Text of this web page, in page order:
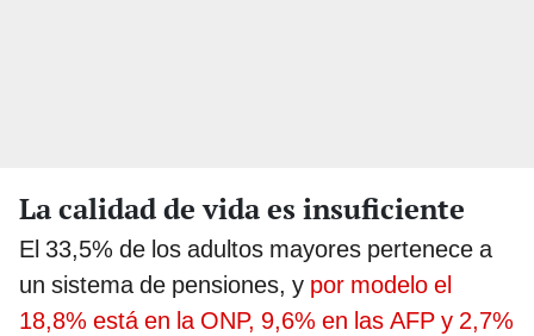
La calidad de vida es insuficiente
El 33,5% de los adultos mayores pertenece a
un sistema de pensiones, y por modelo el
18,8% está en la ONP, 9,6% en las AFP y 2,7%